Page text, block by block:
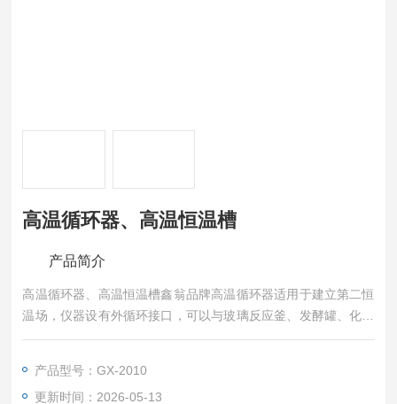
高温循环器、高温恒温槽
产品简介
高温循环器、高温恒温槽鑫翁品牌高温循环器适用于建立第二恒
温场，仪器设有外循环接口，可以与玻璃反应釜、发酵罐、化学
反应釜、生物制药反应釜等实验室设备相连接，广泛应用于蒸
产品型号：GX-2010
更新时间：2026-05-13